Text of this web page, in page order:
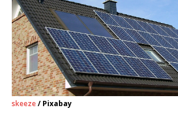
skeeze/ Pixabay